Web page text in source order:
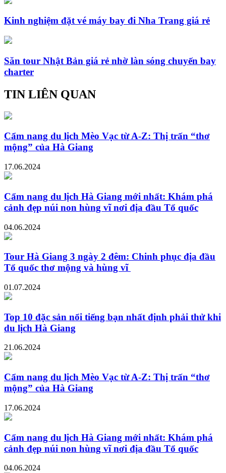
Kinh nghiệm đặt vé máy bay đi Nha Trang giá rẻ
Săn tour Nhật Bản giá rẻ nhờ làn sóng chuyến bay
charter
TIN LIÊN QUAN
Cẩm nang du lịch Mèo Vạc từ A-Z: Thị trấn “thơ
mộng” của Hà Giang
17.06.2024
Cẩm nang du lịch Hà Giang mới nhất: Khám phá
cảnh đẹp núi non hùng vĩ nơi địa đầu Tổ quốc
04.06.2024
Tour Hà Giang 3 ngày 2 đêm: Chinh phục địa đầu
Tổ quốc thơ mộng và hùng vĩ
01.07.2024
Top 10 đặc sản nổi tiếng bạn nhất định phải thử khi
du lịch Hà Giang
21.06.2024
Cẩm nang du lịch Mèo Vạc từ A-Z: Thị trấn “thơ
mộng” của Hà Giang
17.06.2024
Cẩm nang du lịch Hà Giang mới nhất: Khám phá
cảnh đẹp núi non hùng vĩ nơi địa đầu Tổ quốc
04.06.2024